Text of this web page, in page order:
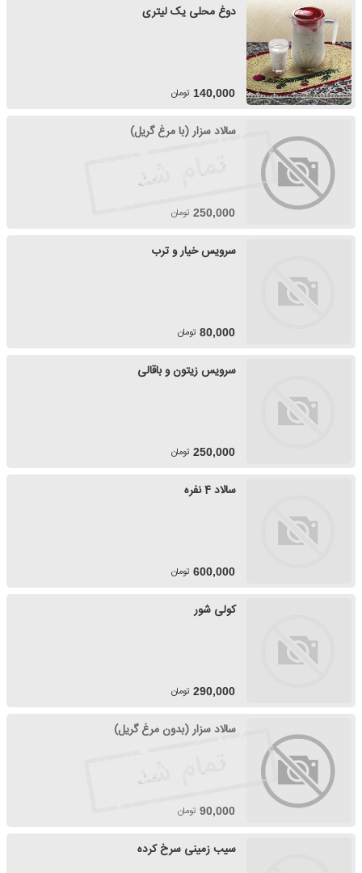
دوغ محلی یک لیتری
140,000 تومان
سالاد سزار (با مرغ گریل)
250,000 تومان
سرویس خیار و ترب
80,000 تومان
سرویس زیتون و باقالی
250,000 تومان
سالاد 4 نفره
600,000 تومان
کولی شور
290,000 تومان
سالاد سزار (بدون مرغ گریل)
90,000 تومان
سیب زمینی سرخ کرده